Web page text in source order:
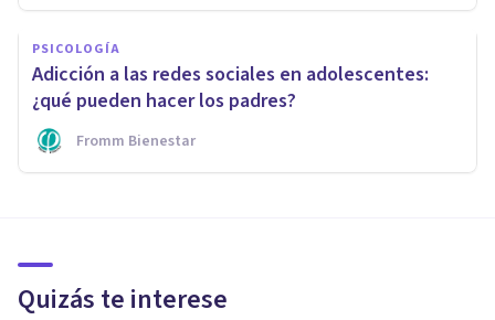
PSICOLOGÍA
Adicción a las redes sociales en adolescentes:
¿qué pueden hacer los padres?
Fromm Bienestar
Quizás te interese